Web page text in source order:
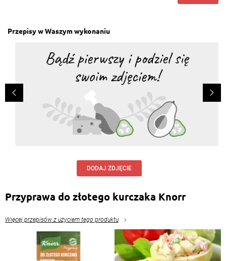
Przepisy w Waszym wykonaniu
DODAJ ZDJĘCIE
Przyprawa do złotego kurczaka Knorr
Więcej przepisów z użyciem tego produktu